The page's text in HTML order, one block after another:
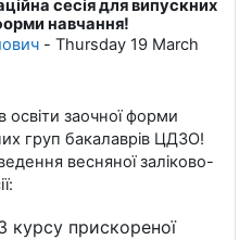
сесія для випускних
навчання!
- Thursday 19 March
освіти заочної форми
груп бакалаврів ЦДЗО!
весняної заліково-
курсу прискореної